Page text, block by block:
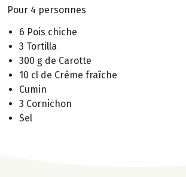
Pour 4 personnes
6 Pois chiche
3 Tortilla
300 g de Carotte
10 cl de Crème fraîche
Cumin
3 Cornichon
Sel